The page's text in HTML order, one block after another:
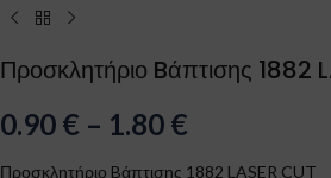
Προσκλητήριο Bάπτισης 1882
0.90 € – 1.80 €
Προσκλητήριο Bάπτισης 1882 LASER CUT